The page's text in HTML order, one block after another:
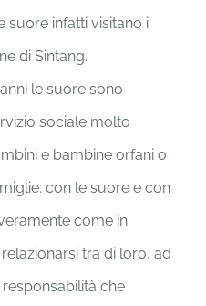
suore infatti visitano i
di Sintang.
le suore sono
sociale molto
e bambine orfani o
con le suore e con
come in
tra di loro, ad
che